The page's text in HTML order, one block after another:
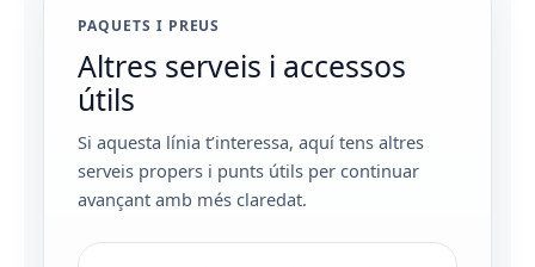
PAQUETS I PREUS
Altres serveis i accessos
útils
Si aquesta línia t’interessa, aquí tens altres
serveis propers i punts útils per continuar
avançant amb més claredat.